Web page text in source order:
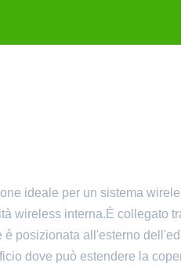
ideale per un sistema
wireless interna.È collegato
posizionata all'esterno
dove può estendere la